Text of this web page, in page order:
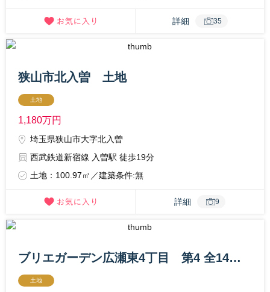
詳細 35
狭山市北入曽 土地
土地
1,180万円
埼玉県狭山市大字北入曽
西武鉄道新宿線 入曽駅 徒歩19分
土地：100.97㎡／建築条件:無
詳細 9
ブリエガーデン広瀬東4丁目 第4 全14区画 条件付き売地
土地